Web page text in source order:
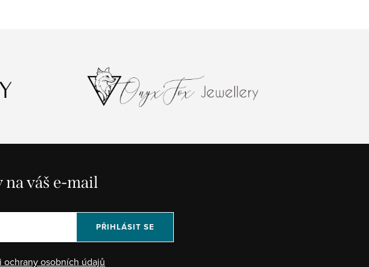
váš e-mail
ochrany osobních údajů
PŘIHLÁSIT SE